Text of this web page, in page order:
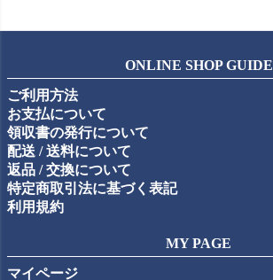
ONLINE SHOP GUIDE
ご利用方法
お支払について
領収書の発行について
配送 / 送料について
返品 / 交換について
特定商取引法に基づく表記
利用規約
MY PAGE
マイページ